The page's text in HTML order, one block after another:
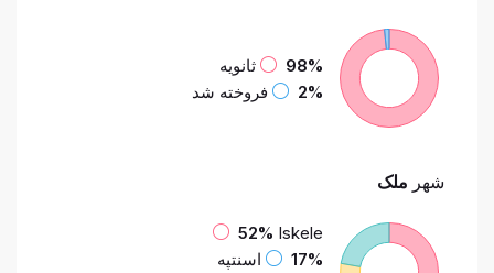
98%
ثانویه
2%
فروخته شد
شهرملک
52% Iskele
17%
اسنتپه